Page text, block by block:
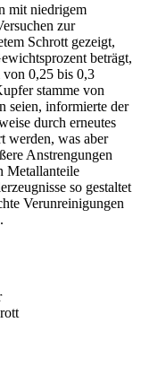
mit niedrigem
zur
Schrott gezeigt,
beträgt,
von 0,25 bis 0,3
stamme von
seien, informierte der
durch erneutes
werden, was aber
Anstrengungen
Metallanteile
so gestaltet
Verunreinigungen